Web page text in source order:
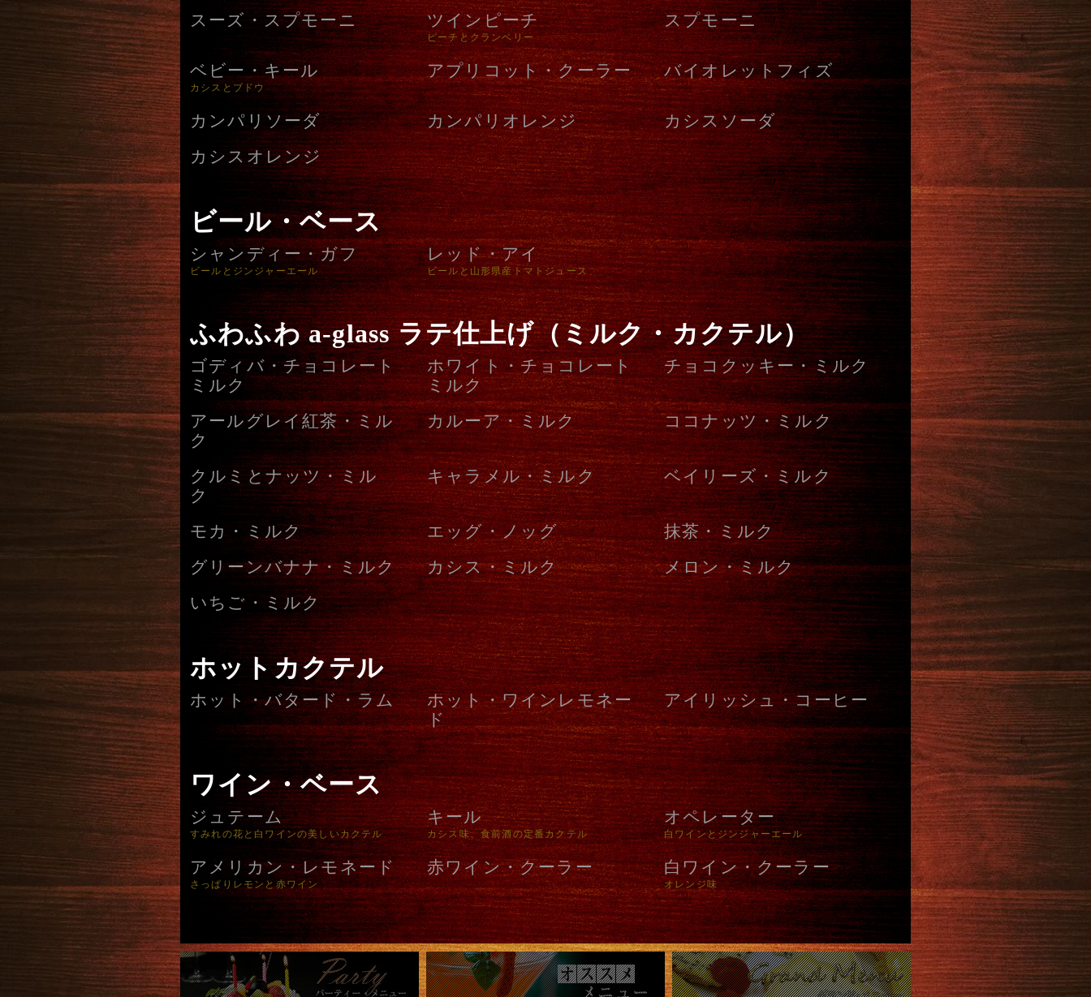
スーズ・スプモーニ ツインピーチ
ピーチとクランベリー
スプモーニ
ベビー・キール
カシスとブドウ
アプリコット・クーラー バイオレットフィズ
カンパリソーダ カンパリオレンジ
カシスソーダ
カシスオレンジ
ビール・ベース
シャンディー・ガフ
ビールとジンジャーエール
レッド・アイ
ビールと山形県産トマトジュース
ふわふわ a-glass ラテ仕上げ（ミルク・カクテル）
ゴディバ・チョコレート
ミルク
ホワイト・チョコレート
ミルク
チョコクッキー・ミルク
アールグレイ紅茶・ミル
ク
カルーア・ミルク ココナッツ・ミルク
クルミとナッツ・ミル
ク
キャラメル・ミルク ベイリーズ・ミルク
モカ・ミルク エッグ・ノッグ
抹茶・ミルク
グリーンバナナ・ミルク
カシス・ミルク
メロン・ミルク
いちご・ミルク
ホットカクテル
ホット・バタード・ラム
ホット・ワインレモネー
ド
アイリッシュ・コーヒー
ワイン・ベース
ジュテーム
すみれの花と白ワインの美しいカクテル
キール
カシス味、食前酒の定番カクテル
オペレーター
白ワインとジンジャーエール
アメリカン・レモネード
さっぱりレモンと赤ワイン
赤ワイン・クーラー 白ワイン・クーラー
オレンジ味